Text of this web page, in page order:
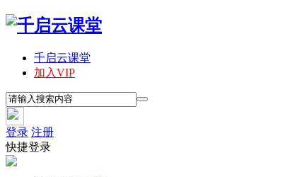
千启云课堂
加入VIP
登录 注册
快捷登录